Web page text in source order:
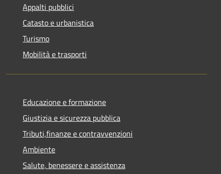
Appalti pubblici
Catasto e urbanistica
Turismo
Mobilità e trasporti
Educazione e formazione
Giustizia e sicurezza pubblica
Tributi,finanze e contravvenzioni
Ambiente
Salute, benessere e assistenza